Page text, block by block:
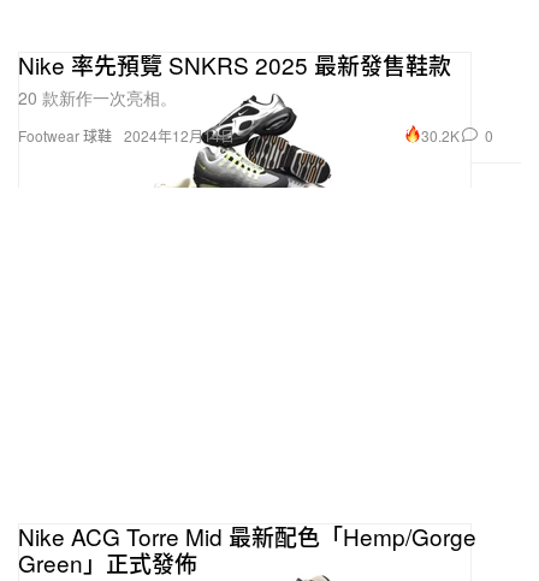
Footwear 球鞋
Nike 率先預覽 SNKRS 2025 最新發售鞋款
20 款新作一次亮相。
2024年12月14日 30.2K 0
Nike ACG Torre Mid 最新配色「Hemp/Gorge
Green」正式發佈